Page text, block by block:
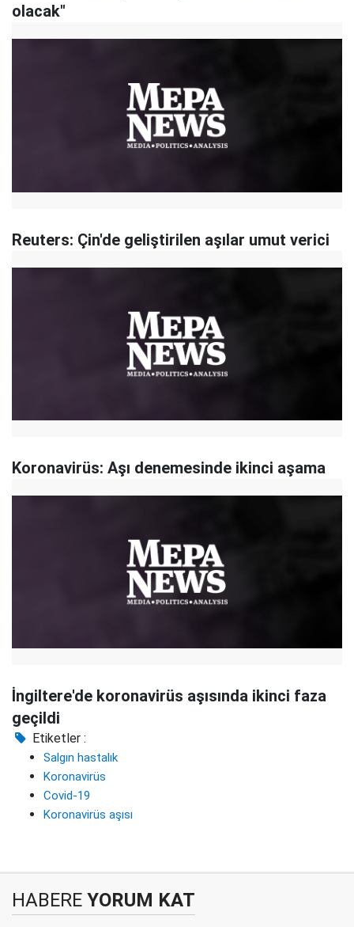
olacak"
Reuters: Çin'de geliştirilen aşılar umut verici
Koronavirüs: Aşı denemesinde ikinci aşama
İngiltere'de koronavirüs aşısında ikinci faza
geçildi
Etiketler :
Salgın hastalık
Koronavirüs
Covid-19
Koronavirüs aşısı
HABERE YORUM KAT